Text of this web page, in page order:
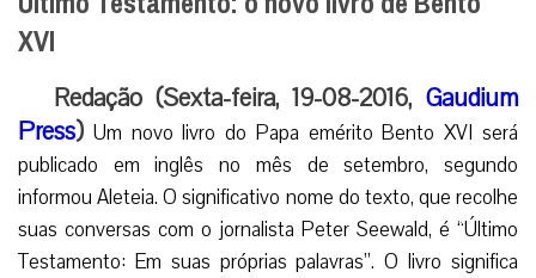
XVI
Redação (Sexta-feira, 19-08-2016, Gaudium
Press) Um novo livro do Papa emérito Bento XVI será
publicado em inglês no mês de setembro, segundo
informou Aleteia. O significativo nome do texto, que recolhe
suas conversas com o jornalista Peter Seewald, é “Último
Testamento: Em suas próprias palavras”. O livro significa